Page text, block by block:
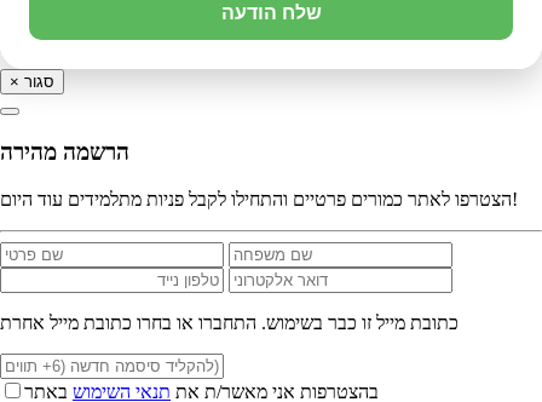
שלח הודעה
× סגור
הרשמה מהירה
הצטרפו לאתר כמורים פרטיים והתחילו לקבל פניות מתלמידים עוד היום!
כתובת מייל זו כבר בשימוש. התחברו או בחרו כתובת מייל אחרת
בהצטרפות אני מאשר/ת את תנאי השימוש באתר